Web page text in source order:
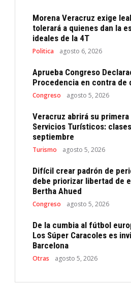
Morena Veracruz exige
tolerará a quienes dan la
ideales de la 4T
Politica agosto 6, 2026
Aprueba Congreso
Procedencia en contra de
Congreso agosto 5, 2026
Veracruz abrirá su primera
Servicios Turísticos:
septiembre
Turismo agosto 5, 2026
Difícil crear padrón de
debe priorizar libertad de
Bertha Ahued
Congreso agosto 5, 2026
De la cumbia al fútbol
Los Súper Caracoles es
Barcelona
Otras agosto 5, 2026